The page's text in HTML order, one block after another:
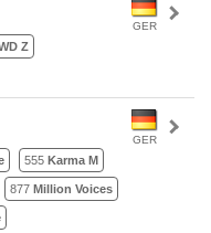
GER
Z
GER
555 Karma M
877 Million Voices